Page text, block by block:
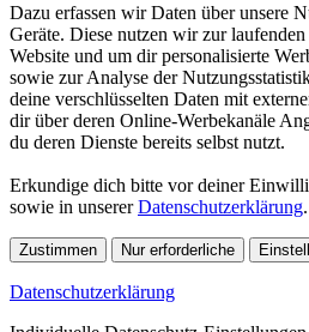
Dazu erfassen wir Daten über unsere
Geräte. Diese nutzen wir zur
Website und um dir personalisierte
sowie zur Analyse der
deine verschlüsselten Daten mit
dir über deren Online-Werbekanäle
du deren Dienste bereits selbst nutzt.
Erkundige dich bitte vor deiner
sowie in unsererDatenschutzerklärung.
Zustimmen Nur erforderliche
Datenschutzerklärung